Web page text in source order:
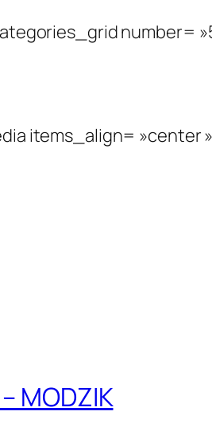
number=
items_align= »center
MODZIK